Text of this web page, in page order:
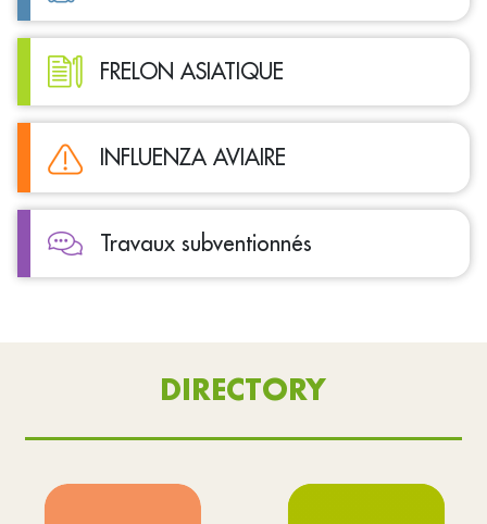
FRELON ASIATIQUE
INFLUENZA AVIAIRE
Travaux subventionnés
DIRECTORY